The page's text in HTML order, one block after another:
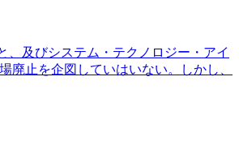
、及びシステム・テクノロジー・アイ
止を企図していはいない。しかし、